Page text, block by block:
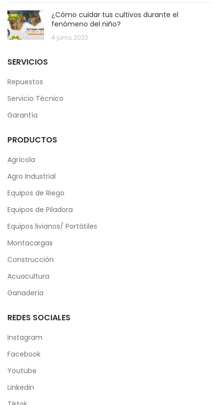
¿Cómo cuidar tus cultivos durante el
fenómeno del niño?
4 junio, 2023
SERVICIOS
Repuestos
Servicio Técnico
Garantía
PRODUCTOS
Agrícola
Agro Industrial
Equipos de Riego
Equipos de Piladora
Equipos livianos/ Portátiles
Montacargas
Construcción
Acuacultura
Ganadería
REDES SOCIALES
Instagram
Facebook
Youtube
Linkedin